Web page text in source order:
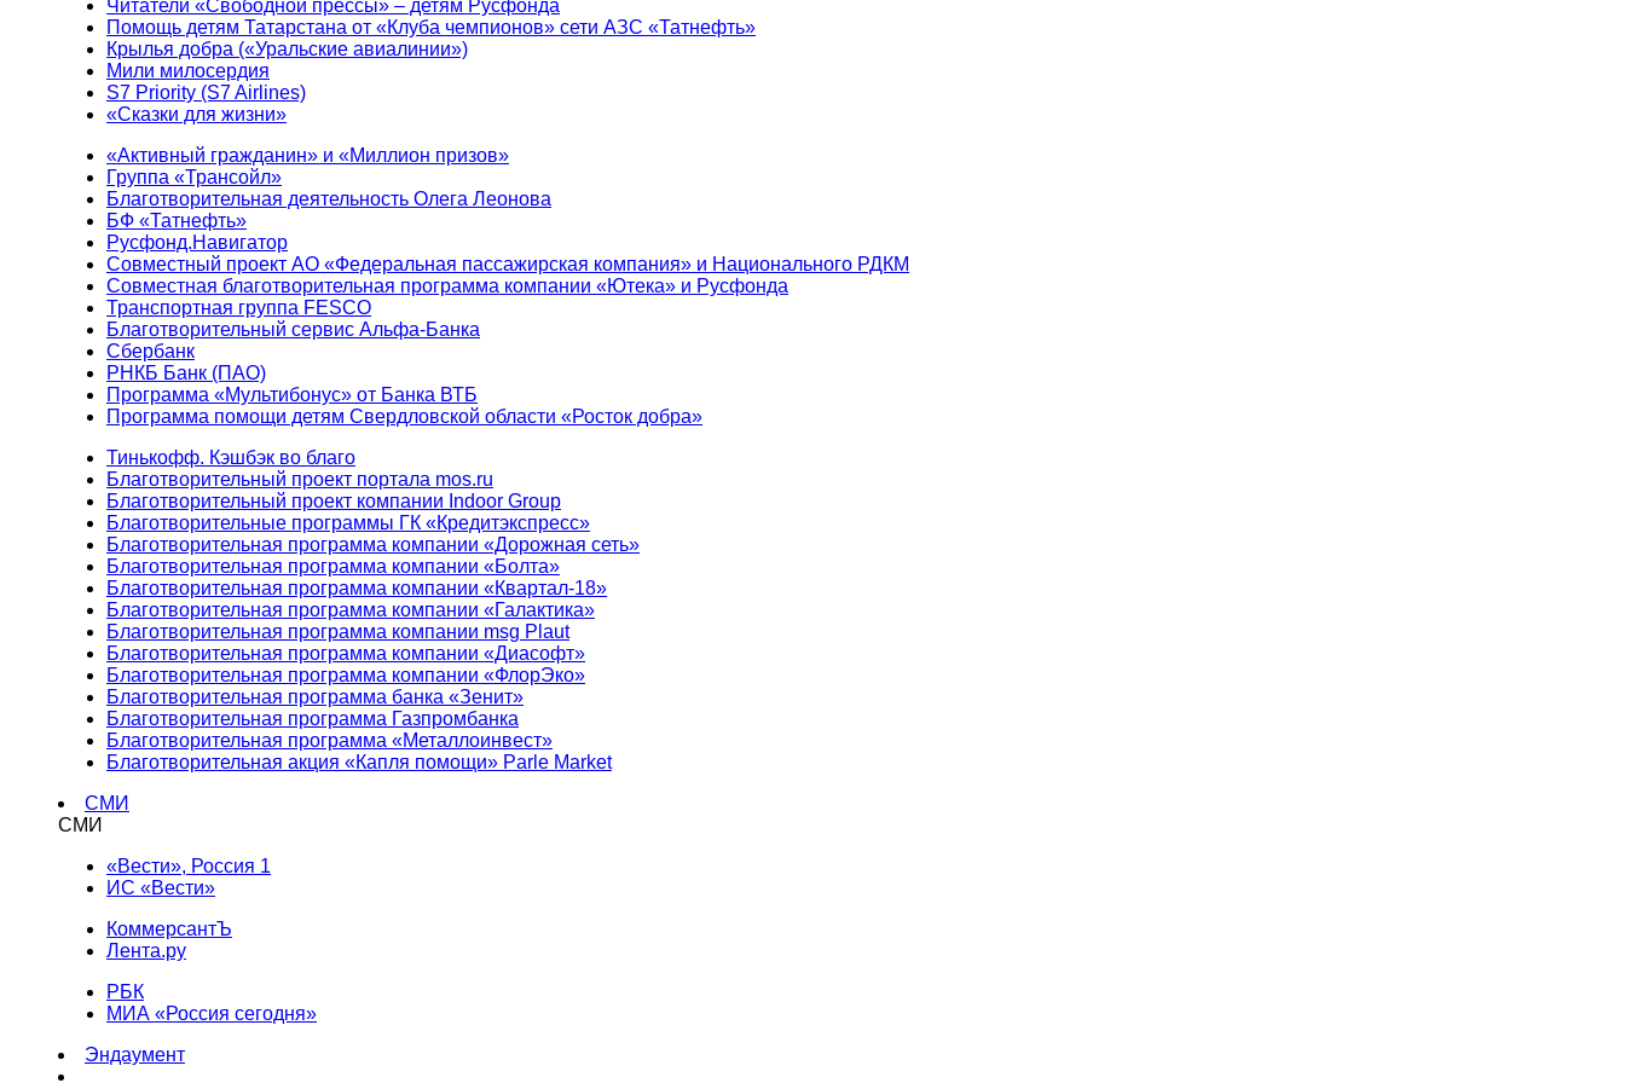
Читатели «Свободной прессы» – детям Русфонда
Помощь детям Татарстана от «Клуба чемпионов» сети АЗС «Татнефть»
Крылья добра («Уральские авиалинии»)
Мили милосердия
S7 Priority (S7 Airlines)
«Сказки для жизни»
«Активный гражданин» и «Миллион призов»
Группа «Трансойл»
Благотворительная деятельность Олега Леонова
БФ «Татнефть»
Русфонд.Навигатор
Совместный проект АО «Федеральная пассажирская компания» и Национального РДКМ
Совместная благотворительная программа компании «Ютека» и Русфонда
Транспортная группа FESCO
Благотворительный сервис Альфа-Банка
Сбербанк
РНКБ Банк (ПАО)
Программа «Мультибонус» от Банка ВТБ
Программа помощи детям Свердловской области «Росток добра»
Тинькофф. Кэшбэк во благо
Благотворительный проект портала mos.ru
Благотворительный проект компании Indoor Group
Благотворительные программы ГК «Кредитэкспресс»
Благотворительная программа компании «Дорожная сеть»
Благотворительная программа компании «Болта»
Благотворительная программа компании «Квартал-18»
Благотворительная программа компании «Галактика»
Благотворительная программа компании msg Plaut
Благотворительная программа компании «Диасофт»
Благотворительная программа компании «ФлорЭко»
Благотворительная программа банка «Зенит»
Благотворительная программа Газпромбанка
Благотворительная программа «Металлоинвест»
Благотворительная акция «Капля помощи» Parle Market
СМИ
СМИ
«Вести», Россия 1
ИС «Вести»
КоммерсантЪ
Лента.ру
РБК
МИА «Россия сегодня»
Эндаумент